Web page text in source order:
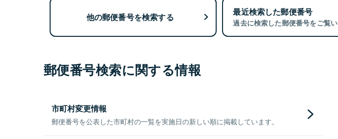
他の郵便番号を検索する 最近検索した郵便番号
過去に検索した郵便番号をご覧い
郵便番号検索に関する情報
市町村変更情報
郵便番号を公表した市町村の一覧を実施日の新しい順に掲載しています。